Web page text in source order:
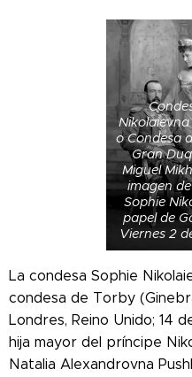
o Condesa
Gran
Miguel
imagen
Sophie
papel de
Viernes 2
La condesa Sophie
condesa de Torby
Londres, Reino Unido; 14
hija mayor del príncipe
Natalia Alexandrovna